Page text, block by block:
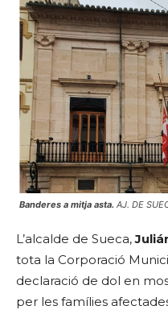
Banderes a mitja asta. AJ. DE
L’alcalde de Sueca,
tota la Corporació
declaració de dol en
per les famílies